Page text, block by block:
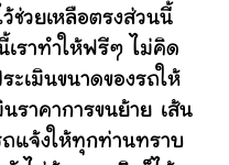
ช่วยเหลือตรงส่วนนี้
ราทำให้ฟรีๆ ไม่คิด
ะเมินขนาดของรถให้
ราคาการขนย้าย เส้น
ถแจ้งให้ทุกท่านทราบ